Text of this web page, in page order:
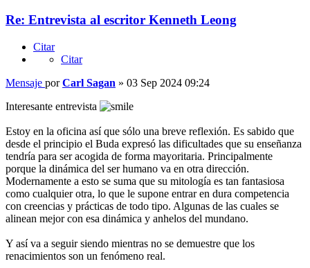
Re: Entrevista al escritor Kenneth Leong
Citar
Citar
Mensaje porCarl Sagan » 03 Sep 2024 09:24
Interesante entrevista
Estoy en la oficina así que sólo una breve reflexión. Es sabido que
desde el principio el Buda expresó las dificultades que su enseñanza
tendría para ser acogida de forma mayoritaria. Principalmente
porque la dinámica del ser humano va en otra dirección.
Modernamente a esto se suma que su mitología es tan fantasiosa
como cualquier otra, lo que le supone entrar en dura competencia
con creencias y prácticas de todo tipo. Algunas de las cuales se
alinean mejor con esa dinámica y anhelos del mundano.
Y así va a seguir siendo mientras no se demuestre que los
renacimientos son un fenómeno real.